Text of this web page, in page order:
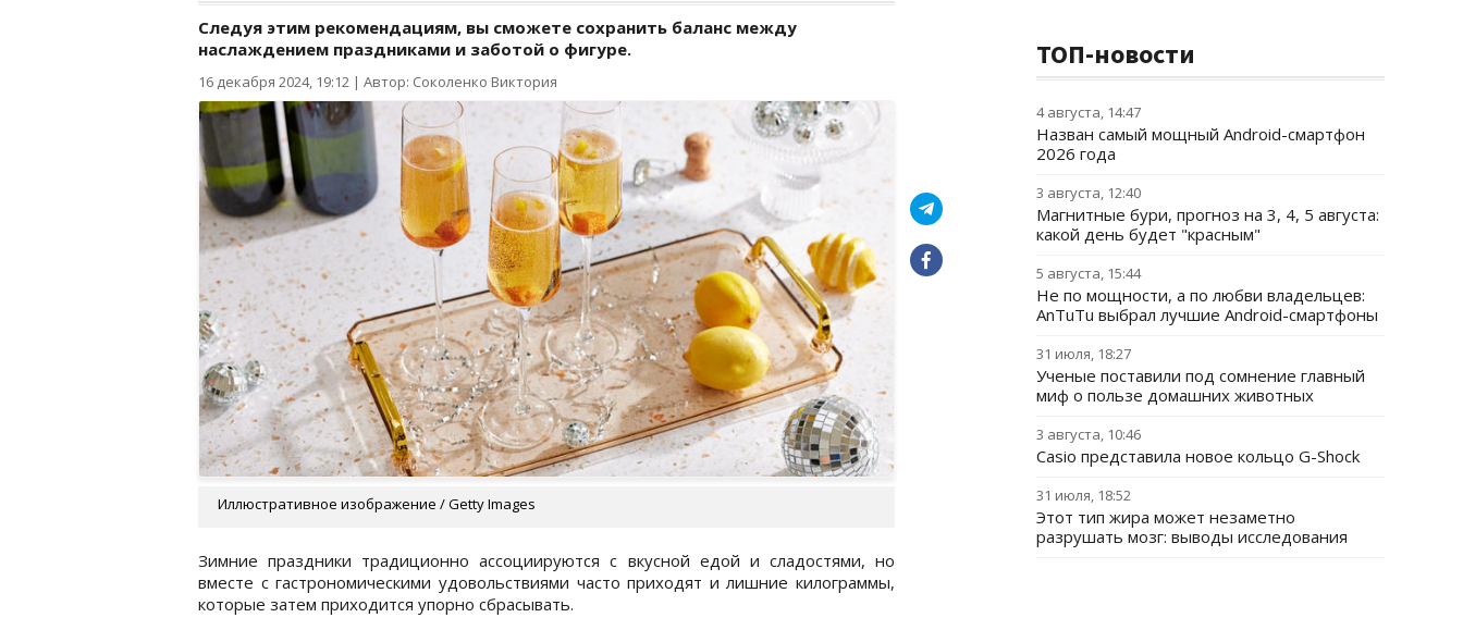
Следуя этим рекомендациям, вы сможете сохранить баланс между
наслаждением праздниками и заботой о фигуре.
16 декабря 2024, 19:12 | Автор: Соколенко Виктория
Иллюстративное изображение / Getty Images
Зимние праздники традиционно ассоциируются с вкусной едой и сладостями, но
вместе с гастрономическими удовольствиями часто приходят и лишние килограммы,
которые затем приходится упорно сбрасывать.
ТОП-новости
4 августа, 14:47
Назван самый мощный Android-смартфон
2026 года
3 августа, 12:40
Магнитные бури, прогноз на 3, 4, 5 августа:
какой день будет "красным"
5 августа, 15:44
Не по мощности, а по любви владельцев:
AnTuTu выбрал лучшие Android-смартфоны
31 июля, 18:27
Ученые поставили под сомнение главный
миф о пользе домашних животных
3 августа, 10:46
Casio представила новое кольцо G-Shock
31 июля, 18:52
Этот тип жира может незаметно
разрушать мозг: выводы исследования